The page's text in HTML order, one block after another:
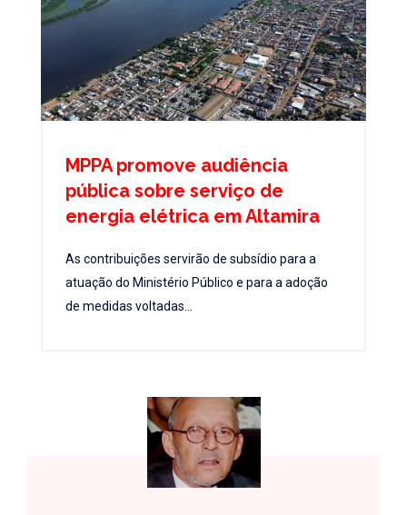
MPPA promove audiência
pública sobre serviço de
energia elétrica em Altamira
As contribuições servirão de subsídio para a
atuação do Ministério Público e para a adoção
de medidas voltadas...